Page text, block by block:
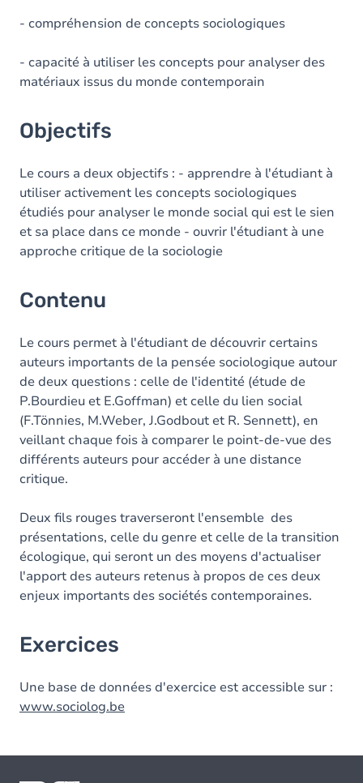
Contenu
Exercices
- compréhension de concepts sociologiques
- capacité à utiliser les concepts pour analyser des
matériaux issus du monde contemporain
Objectifs
Le cours a deux objectifs : - apprendre à l'étudiant à
utiliser activement les concepts sociologiques
étudiés pour analyser le monde social qui est le sien
et sa place dans ce monde - ouvrir l'étudiant à une
approche critique de la sociologie
Contenu
Le cours permet à l'étudiant de découvrir certains
auteurs importants de la pensée sociologique autour
de deux questions : celle de l'identité (étude de
P.Bourdieu et E.Goffman) et celle du lien social
(F.Tönnies, M.Weber, J.Godbout et R. Sennett), en
veillant chaque fois à comparer le point-de-vue des
différents auteurs pour accéder à une distance
critique.
Deux fils rouges traverseront l'ensemble des
présentations, celle du genre et celle de la transition
écologique, qui seront un des moyens d'actualiser
l'apport des auteurs retenus à propos de ces deux
enjeux importants des sociétés contemporaines.
Exercices
Une base de données d'exercice est accessible sur :
www.sociolog.be